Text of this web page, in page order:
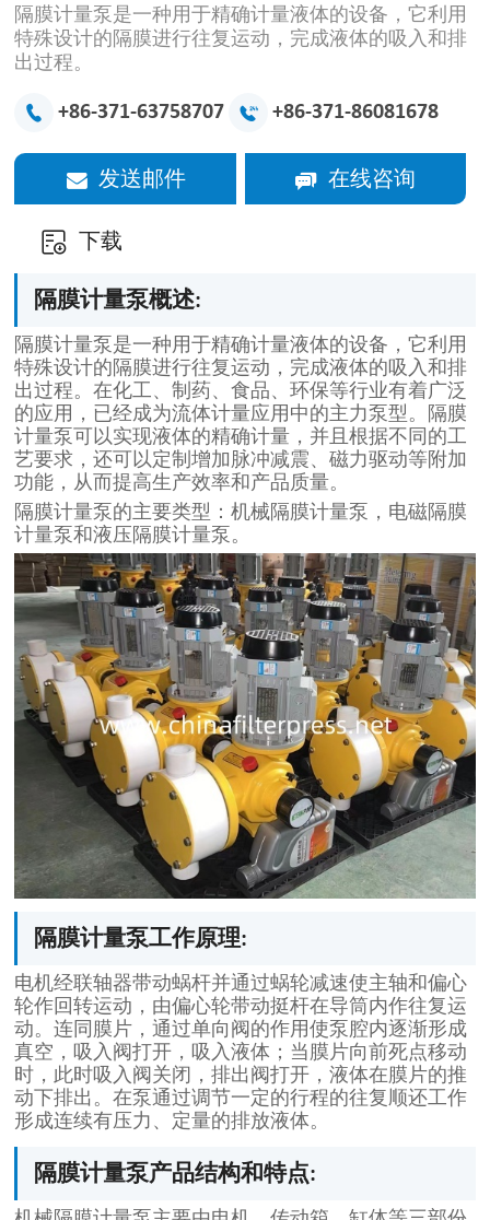
隔膜计量泵是一种用于精确计量液体的设备，它利用
特殊设计的隔膜进行往复运动，完成液体的吸入和排
出过程。
+86-371-63758707 +86-371-86081678
发送邮件 在线咨询
下载
隔膜计量泵概述:
隔膜计量泵是一种用于精确计量液体的设备，它利用
特殊设计的隔膜进行往复运动，完成液体的吸入和排
出过程。在化工、制药、食品、环保等行业有着广泛
的应用，已经成为流体计量应用中的主力泵型。隔膜
计量泵可以实现液体的精确计量，并且根据不同的工
艺要求，还可以定制增加脉冲减震、磁力驱动等附加
功能，从而提高生产效率和产品质量。
隔膜计量泵的主要类型：机械隔膜计量泵，电磁隔膜
计量泵和液压隔膜计量泵。
隔膜计量泵工作原理:
电机经联轴器带动蜗杆并通过蜗轮减速使主轴和偏心
轮作回转运动，由偏心轮带动挺杆在导筒内作往复运
动。连同膜片，通过单向阀的作用使泵腔内逐渐形成
真空，吸入阀打开，吸入液体；当膜片向前死点移动
时，此时吸入阀关闭，排出阀打开，液体在膜片的推
动下排出。在泵通过调节一定的行程的往复顺还工作
形成连续有压力、定量的排放液体。
隔膜计量泵产品结构和特点: